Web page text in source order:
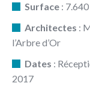
Surface :
Architectes :
l’Arbre d’Or
Dates :
2017